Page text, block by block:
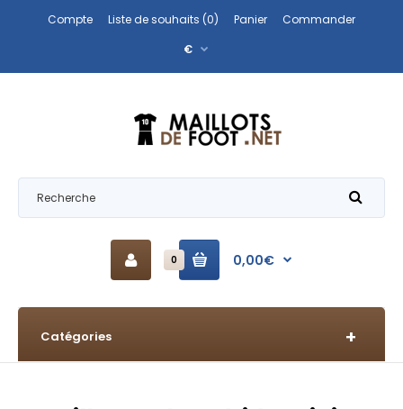
Compte Liste de souhaits (0) Panier
Commander
€
0 0,00€
Catégories